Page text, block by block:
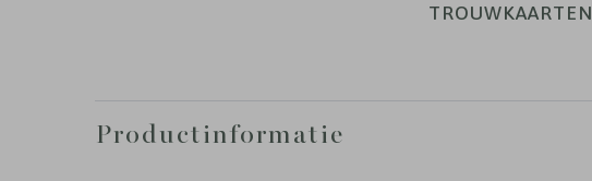
TROUWKAARTEN
Productinformatie